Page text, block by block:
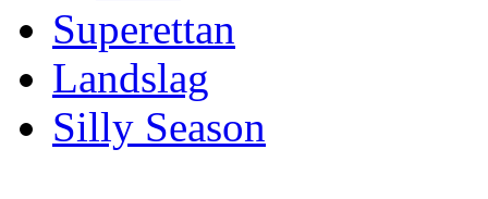
Superettan
Landslag
Silly Season